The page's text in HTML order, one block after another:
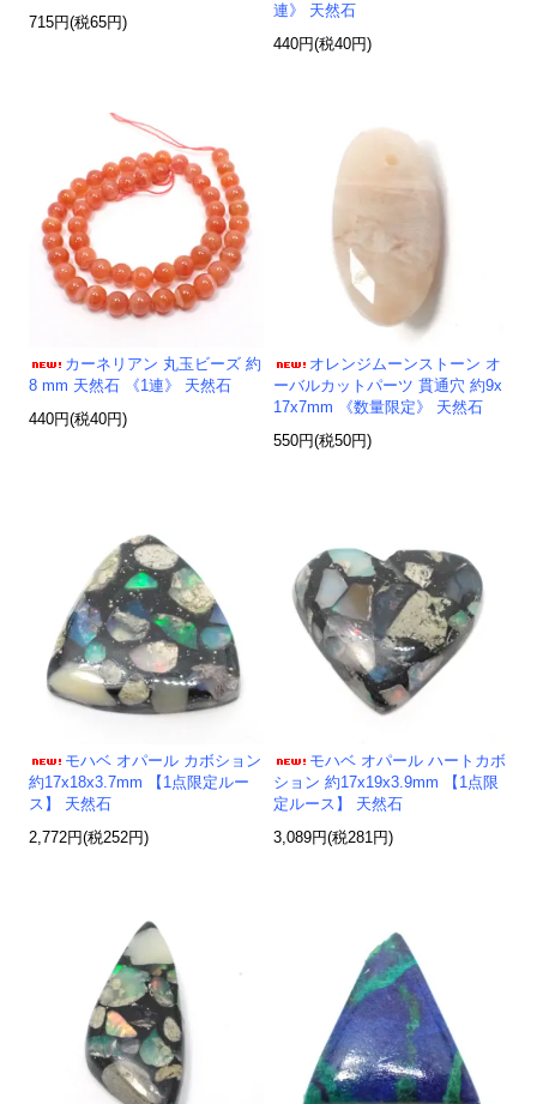
715円(税65円)
連》 天然石
440円(税40円)
カーネリアン 丸玉ビーズ 約
8 mm 天然石 《1連》 天然石
440円(税40円)
オレンジムーンストーン オ
ーバルカットパーツ 貫通穴 約9x
17x7mm 《数量限定》 天然石
550円(税50円)
モハベ オパール カボション
約17x18x3.7mm 【1点限定ルー
ス】 天然石
2,772円(税252円)
モハベ オパール ハートカボ
ション 約17x19x3.9mm 【1点限
定ルース】 天然石
3,089円(税281円)